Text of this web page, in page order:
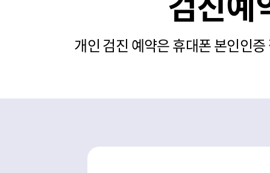
결과지/CD 발급
개인 검진 예약은 휴대폰 본인인